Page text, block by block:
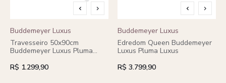
Buddemeyer Luxus
Travesseiro 50x90cm
Buddemeyer Luxus Pluma
R$ 1.299,90
Buddemeyer Luxus
Edredom Queen Buddemeyer
Luxus Pluma Luxus
R$ 3.799,90